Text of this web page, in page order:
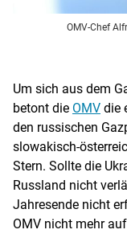
OMV-Chef
Um sich aus dem
betont die OMV die
den russischen
slowakisch-
Stern. Sollte die
Russland nicht
Jahresende nicht
OMV nicht mehr